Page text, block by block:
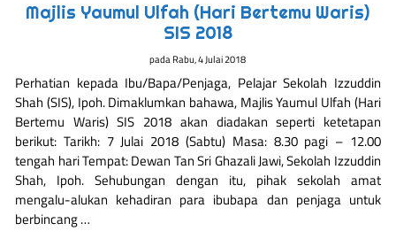
Majlis Yaumul Ulfah (Hari Bertemu Waris)
SIS 2018
padaRabu, 4 Julai 2018
Perhatian kepada Ibu/Bapa/Penjaga, Pelajar Sekolah Izzuddin
Shah (SIS), Ipoh. Dimaklumkan bahawa, Majlis Yaumul Ulfah (Hari
Bertemu Waris) SIS 2018 akan diadakan seperti ketetapan
berikut: Tarikh: 7 Julai 2018 (Sabtu) Masa: 8.30 pagi – 12.00
tengah hari Tempat: Dewan Tan Sri Ghazali Jawi, Sekolah Izzuddin
Shah, Ipoh. Sehubungan dengan itu, pihak sekolah amat
mengalu-alukan kehadiran para ibubapa dan penjaga untuk
berbincang …